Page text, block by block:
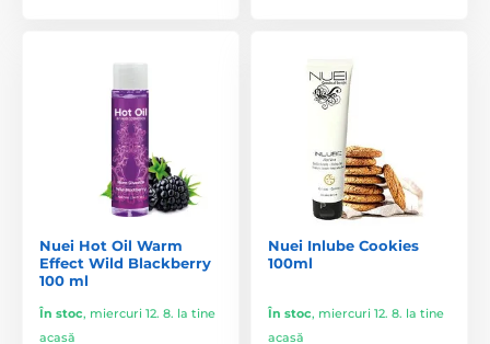
Nuei Hot Oil Warm
Effect Wild Blackberry
100 ml
În stoc, miercuri 12. 8. la tine
acasă
Nuei Inlube Cookies
100ml
În stoc, miercuri 12. 8. la tine
acasă